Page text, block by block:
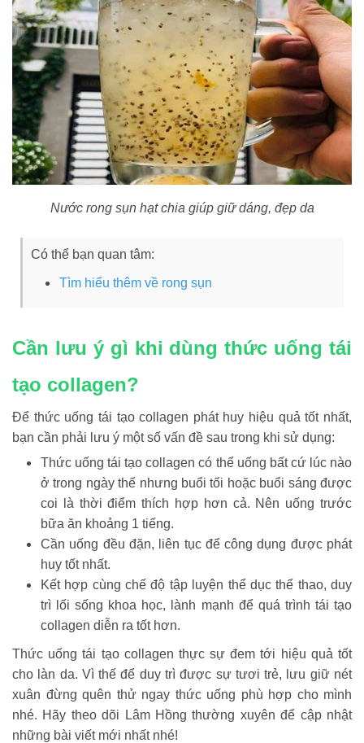
Nước rong sụn hạt chia giúp giữ dáng, đẹp da
Có thể bạn quan tâm:
Tìm hiểu thêm về rong sụn
Cần lưu ý gì khi dùng thức uống tái
tạo collagen?
Để thức uống tái tạo collagen phát huy hiệu quả tốt nhất,
bạn cần phải lưu ý một số vấn đề sau trong khi sử dụng:
Thức uống tái tạo collagen có thể uống bất cứ lúc nào
ở trong ngày thế nhưng buổi tối hoặc buổi sáng được
coi là thời điểm thích hợp hơn cả. Nên uống trước
bữa ăn khoảng 1 tiếng.
Cần uống đều đặn, liên tục để công dụng được phát
huy tốt nhất.
Kết hợp cùng chế độ tập luyện thể dục thể thao, duy
trì lối sống khoa học, lành mạnh để quá trình tái tạo
collagen diễn ra tốt hơn.
Thức uống tái tạo collagen thực sự đem tới hiệu quả tốt
cho làn da. Vì thế để duy trì được sự tươi trẻ, lưu giữ nét
xuân đừng quên thử ngay thức uống phù hợp cho mình
nhé. Hãy theo dõi Lâm Hồng thường xuyên để cập nhật
những bài viết mới nhất nhé!